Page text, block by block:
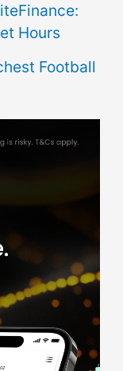
Hours
Football